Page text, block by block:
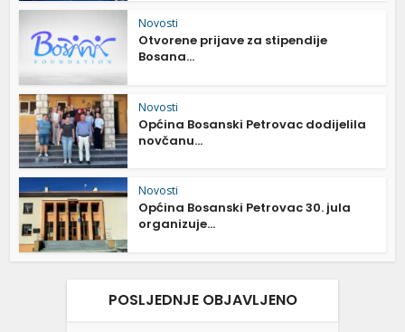
Novosti
Otvorene prijave za stipendije
Bosana...
Novosti
Općina Bosanski Petrovac dodijelila
novčanu...
Novosti
Općina Bosanski Petrovac 30. jula
organizuje...
POSLJEDNJE OBJAVLJENO